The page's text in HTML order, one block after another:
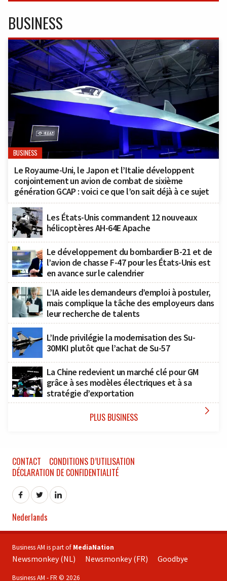
BUSINESS
BUSINESS
Le Royaume-Uni, le Japon et l’Italie développent
conjointement un avion de combat de sixième
génération GCAP : voici ce que l’on sait déjà à ce sujet
Les États-Unis commandent 12 nouveaux
hélicoptères AH-64E Apache
Le développement du bombardier B-21 et de
l’avion de chasse F-47 pour les États-Unis est
en avance sur le calendrier
L’IA aide les demandeurs d’emploi à postuler,
mais complique la tâche des employeurs dans
leur recherche de talents
L’Inde privilégie la modernisation des Su-
30MKI plutôt que l’achat de Su-57
La Chine redevient un marché clé pour GM
grâce à ses modèles électriques et à sa
stratégie d’exportation
PLUS BUSINESS 
CONTACT
CONDITIONS D’UTILISATION
DÉCLARATION DE CONFIDENTIALITÉ
Nederlands
Business AM is part of MediaNation
Newsmonkey (NL) Newsmonkey (FR) Goodbye
Business AM - FR © 2026